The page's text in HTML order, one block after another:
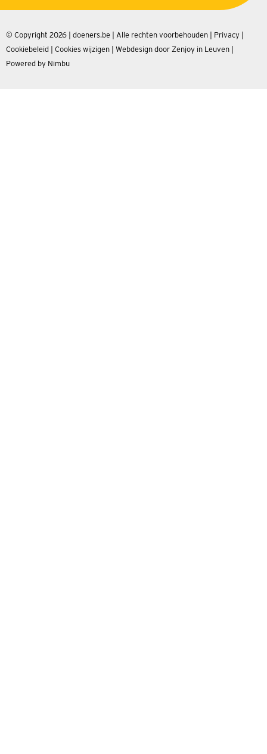
© Copyright 2026 | doeners.be | Alle rechten voorbehouden | Privacy
Cookiebeleid
Cookies wijzigen Webdesign door Zenjoy in Leuven
Powered by Nimbu